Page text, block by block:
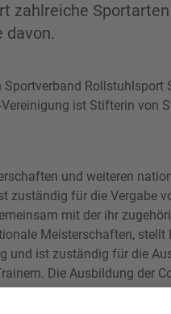
zahlreiche
davon.
Rollstuhlsport
ist Stifterin von
und weiteren
zuständig für die Vergabe
mit der ihr
Meisterschaften, stellt
und ist zuständig für die
Die Ausbildung der
Schweizund in